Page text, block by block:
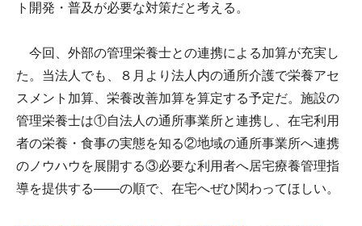
ト開発・普及が必要な対策だと考える。
今回、外部の管理栄養士との連携による加算が充実し
た。当法人でも、８月より法人内の通所介護で栄養アセ
スメント加算、栄養改善加算を算定する予定だ。施設の
管理栄養士は①自法人の通所事業所と連携し、在宅利用
者の栄養・食事の実態を知る②地域の通所事業所へ連携
のノウハウを展開する③必要な利用者へ居宅療養管理指
導を提供する――の順で、在宅へぜひ関わってほしい。